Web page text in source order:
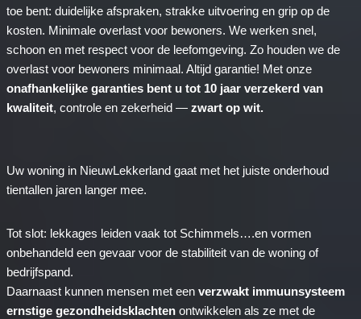
toe bent: duidelijke afspraken, strakke uitvoering en grip op de
kosten. Minimale overlast voor bewoners. We werken snel,
schoon en met respect voor de leefomgeving. Zo houden we de
overlast voor bewoners minimaal. Altijd garantie! Met onze
onafhankelijke garanties bent u tot 10 jaar verzekerd van
kwaliteit, controle en zekerheid — zwart op wit.
Uw woning in NieuwLekkerland gaat met het juiste onderhoud
tientallen jaren langer mee.
Tot slot: lekkages leiden vaak tot Schimmels….en vormen
onbehandeld een gevaar voor de stabiliteit van de woning of
bedrijfspand.
Daarnaast kunnen mensen met een verzwakt immuunsysteem
ernstige gezondheidsklachten ontwikkelen als ze met de